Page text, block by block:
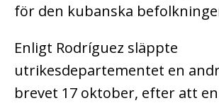
för den kubanska
Enligt Rodríguez släppte
utrikesdepartementet en
brevet 17 oktober, efter att